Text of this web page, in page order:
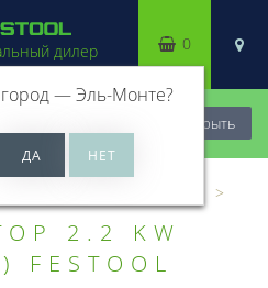
купить! Закрыть
дилер
—Эль-Монте?
0
2.2 KW
FESTOOL